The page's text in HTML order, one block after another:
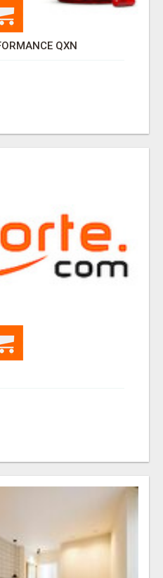
QXN